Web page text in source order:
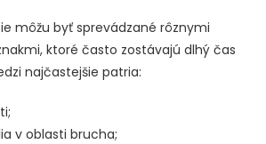
môžu byť sprevádzané rôznymi
ktoré často zostávajú dlhý čas
najčastejšie patria:
v oblasti brucha;